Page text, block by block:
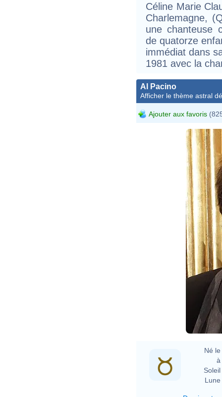
Céline Marie
Charlemagne,
une chanteuse
de quatorze
immédiat dans
1981 avec la
Al Pacino
Afficher le thème astral
Ajouter aux favoris
Né le
à
Soleil
Lune